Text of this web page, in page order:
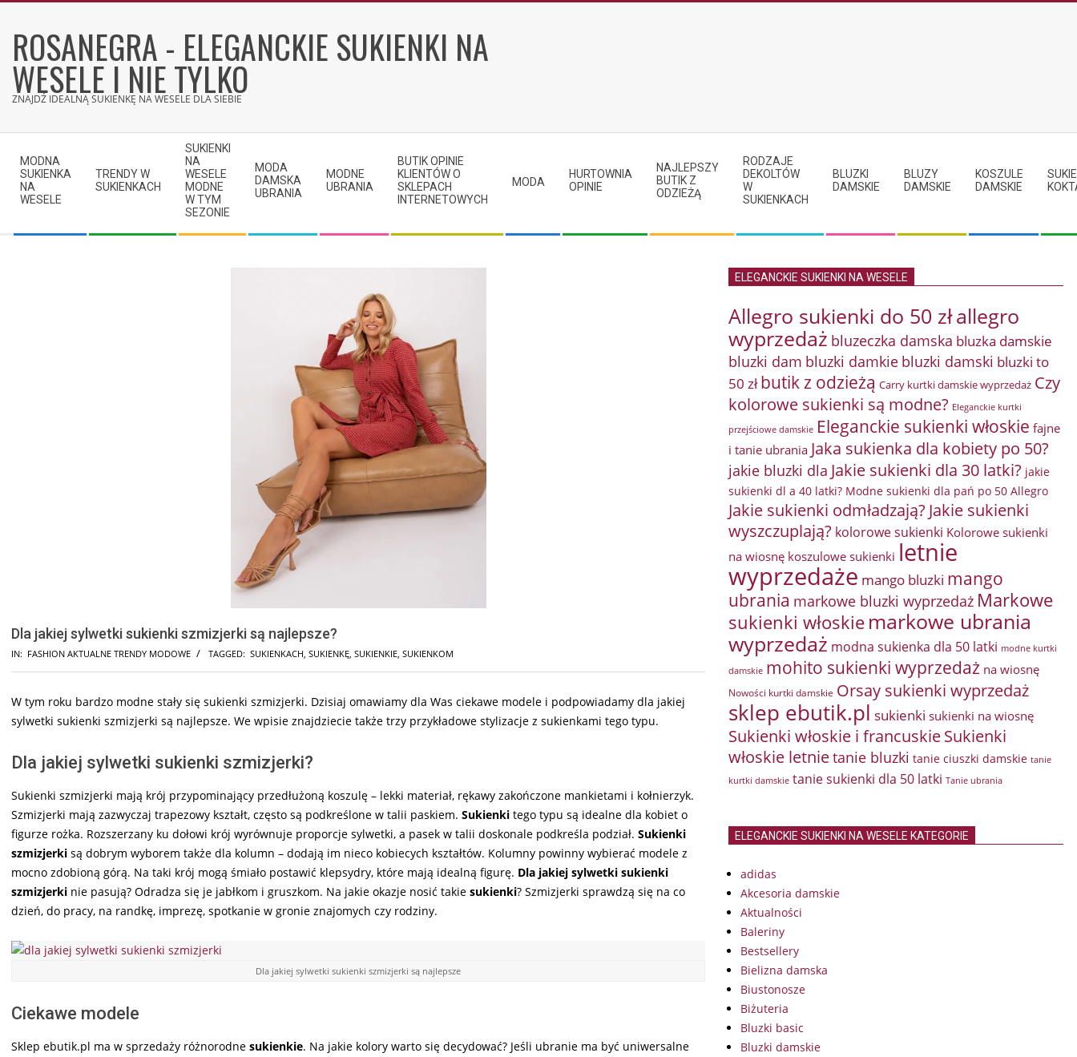
contentROSANEGRA - ELEGANCKIE SUKIENKI NA
WESELE I NIE TYLKO
ZNAJDŹ IDEALNĄ SUKIENKĘ NA WESELE DLA SIEBIE
Navigation
Menu
MODNA
SUKIENKA
NA
WESELE
TRENDY W
SUKIENKACH
SUKIENKI
NA
WESELE
MODNE
W TYM
SEZONIE
MODA
DAMSKA
UBRANIA
MODNE
UBRANIA
BUTIK OPINIE
KLIENTÓW O
SKLEPACH
INTERNETOWYCH
MODA
HURTOWNIA
OPINIE
NAJLEPSZY
BUTIK Z
ODZIEŻĄ
RODZAJE
DEKOLTÓW
W
SUKIENKACH
BLUZKI
DAMSKIE
BLUZY
DAMSKIE
KOSZULE
DAMSKIE
Dla jakiej sylwetki sukienki szmizjerki są najlepsze?
IN: FASHION AKTUALNE TRENDY MODOWE TAGGED: SUKIENKACH, SUKIENKĘ, SUKIENKIE, SUKIENKOM
W tym roku bardzo modne stały się sukienki szmizjerki. Dzisiaj omawiamy dla Was ciekawe modele i podpowiadamy dla jakiej
sylwetki sukienki szmizjerki są najlepsze. We wpisie znajdziecie także trzy przykładowe stylizacje z sukienkami tego typu.
Dla jakiej sylwetki sukienki szmizjerki?
Sukienki szmizjerki mają krój przypominający przedłużoną koszulę – lekki materiał, rękawy zakończone mankietami i kołnierzyk.
Szmizjerki mają zazwyczaj trapezowy kształt, często są podkreślone w talii paskiem. Sukienki tego typu są idealne dla kobiet o
figurze rożka. Rozszerzany ku dołowi krój wyrównuje proporcje sylwetki, a pasek w talii doskonale podkreśla podział. Sukienki
szmizjerki są dobrym wyborem także dla kolumn – dodają im nieco kobiecych kształtów. Kolumny powinny wybierać modele z
mocno zdobioną górą. Na taki krój mogą śmiało postawić klepsydry, które mają idealną figurę. Dla jakiej sylwetki sukienki
szmizjerki nie pasują? Odradza się je jabłkom i gruszkom. Na jakie okazje nosić takie sukienki? Szmizjerki sprawdzą się na co
dzień, do pracy, na randkę, imprezę, spotkanie w gronie znajomych czy rodziny.
Dla jakiej sylwetki sukienki szmizjerki są najlepsze
Ciekawe modele
Sklep ebutik.pl ma w sprzedaży różnorodne sukienkie. Na jakie kolory warto się decydować? Jeśli ubranie ma być uniwersalne
ELEGANCKIE SUKIENKI NA WESELE
Allegro sukienki do 50 złallegro
wyprzedaż bluzeczka damska bluzka damskie
bluzki dam bluzki damkie bluzki damski bluzki to
50 zł butik z odzieżą Carry kurtki damskie wyprzedaż Czy
kolorowe sukienki są modne? Eleganckie kurtki
przejściowe damskie Eleganckie sukienki włoskie fajne
i tanie ubrania Jaka sukienka dla kobiety po 50?
jakie bluzki dla Jakie sukienki dla 30 latki? jakie
sukienki dl a 40 latki? Modne sukienki dla pań po 50 Allegro
Jakie sukienki odmładzają? Jakie sukienki
wyszczuplają? kolorowe sukienki Kolorowe sukienki
na wiosnę koszulowe sukienki letnie
wyprzedaże mango bluzki mango
ubrania markowe bluzki wyprzedaż Markowe
sukienki włoskie markowe ubrania
wyprzedaż modna sukienka dla 50 latki modne kurtki
damskie mohito sukienki wyprzedaż na wiosnę
Nowości kurtki damskie Orsay sukienki wyprzedaż
sklep ebutik.pl sukienki sukienki na wiosnę
Sukienki włoskie i francuskieSukienki
włoskie letnietanie bluzki tanie ciuszki damskie tanie
kurtki damskie tanie sukienki dla 50 latki Tanie ubrania
ELEGANCKIE SUKIENKI NA WESELE KATEGORIE
adidas
Akcesoria damskie
Aktualności
Baleriny
Bestsellery
Bielizna damska
Biustonosze
Biżuteria
Bluzki basic
Bluzki damskie